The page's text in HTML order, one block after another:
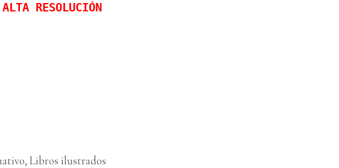
RESOLUCIÓN
, Libros ilustrados